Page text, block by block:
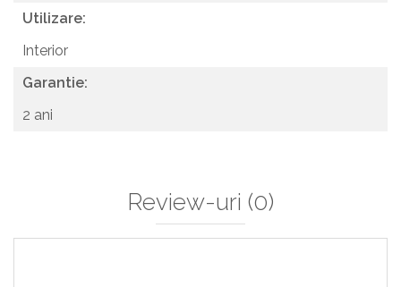
Utilizare:
Interior
Garantie:
2 ani
Review-uri (0)